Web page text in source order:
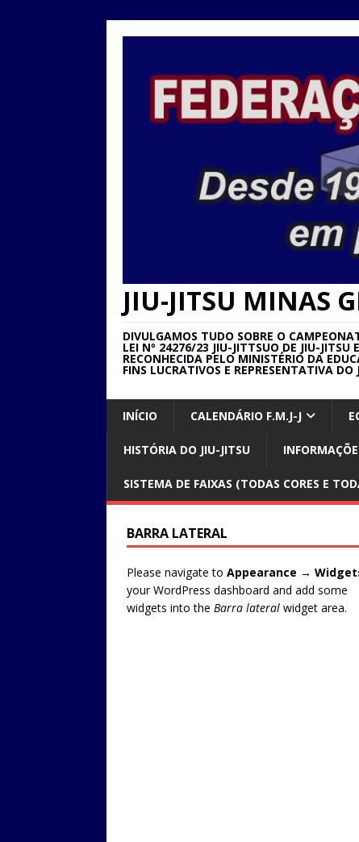
JIU-JITSU MINAS
DIVULGAMOS TUDO SOBRE O
LEI Nº 24276/23 JIU-JITTSUO DE JIU-JITSU
RECONHECIDA PELO MINISTÉRIO DA
FINS LUCRATIVOS E REPRESENTATIVA
INÍCIO CALENDÁRIO F.M.J-J
HISTÓRIA DO JIU-JITSU
SISTEMA DE FAIXAS (TODAS CORES E
BARRA LATERAL
Please navigate to Appearance →
your WordPress dashboard and add some
widgets into the Barra lateral widget area.